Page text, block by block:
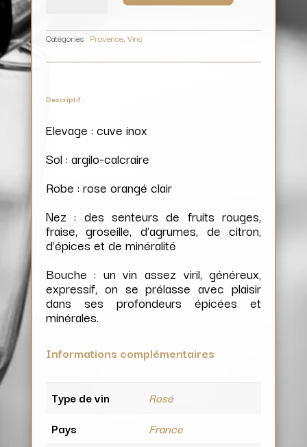
Garenne
Catégories : Provence, Vins
Descriptif :
Elevage : cuve inox
Sol : argilo-calcraire
Robe : rose orangé clair
Nez : des senteurs de fruits rouges,
fraise, groseille, d’agrumes, de citron,
d’épices et de minéralité
Bouche : un vin assez viril, généreux,
expressif, on se prélasse avec plaisir
dans ses profondeurs épicées et
minérales.
Informations complémentaires
Type de vin
Rosé
Pays
France